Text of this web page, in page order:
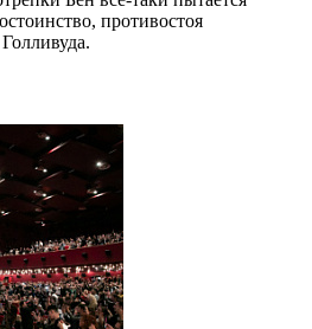
противостоя